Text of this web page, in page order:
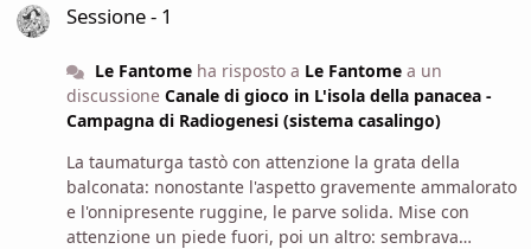
fosse un enorme "botola", forse l'entrata a un
zona apparentemente desertica e, sul limitare del suo
campo visivo, intravide un'altra torre e lo "skyline" di
quella che sembrava una piccola cittadella. La donna
aveva potuto avere una panoramica davvero notevole di
quanto vi fosse sull'isola e di cosa li attendesse più
avanti. (Daphne supera la prova in modo eccellente e
ottiene +3 exp.) GIORNO 2, ORE 13:25.
Sessione - 1
Le Fantomeha risposto a Le Fantomea un
discussione Canale di gioco in L'isola della panacea -
Campagna di Radiogenesi (sistema casalingo)
La taumaturga tastò con attenzione la grata della
balconata: nonostante l'aspetto gravemente ammalorato
e l'onnipresente ruggine, le parve solida. Mise con
attenzione un piede fuori, poi un altro: sembrava